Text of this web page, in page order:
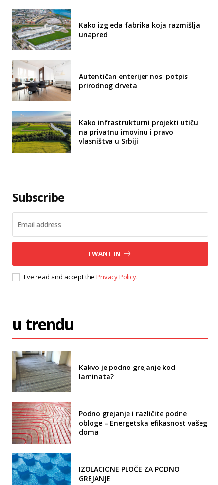
Kako izgleda fabrika koja razmišlja
unapred
Autentičan enterijer nosi potpis
prirodnog drveta
Kako infrastrukturni projekti utiču
na privatnu imovinu i pravo
vlasništva u Srbiji
Subscribe
I WANT IN
I've read and accept the Privacy Policy.
u trendu
Kakvo je podno grejanje kod
laminata?
Podno grejanje i različite podne
obloge – Energetska efikasnost vašeg
doma
IZOLACIONE PLOČE ZA PODNO
GREJANJE